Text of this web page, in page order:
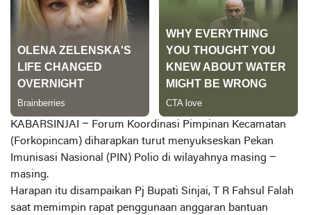
KABARSINJAI – Forum Koordinasi Pimpinan Kecamatan
(Forkopincam) diharapkan turut menyukseskan Pekan
Imunisasi Nasional (PIN) Polio di wilayahnya masing –
masing.
Harapan itu disampaikan Pj Bupati Sinjai, T R Fahsul Falah
saat memimpin rapat penggunaan anggaran bantuan